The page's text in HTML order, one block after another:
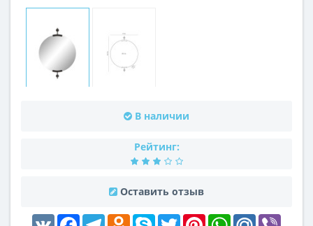
В наличии
Рейтинг:
Оставить отзыв
VK FacebookTelegramOdnoklassniki
Skype Twitter PinterestWhatsAppMail.Ru